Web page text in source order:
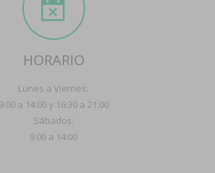
HORARIO
Lunes a Viernes:
9:00 a 14:00 y 16:30 a 21:00
Sábados:
9:00 a 14:00